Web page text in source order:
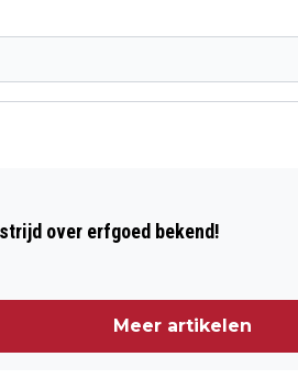
over erfgoed bekend!
Meer artikelen